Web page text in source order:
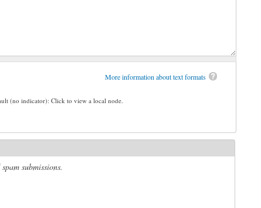
More information about text formats
(no indicator): Click to view a local node.
submissions.